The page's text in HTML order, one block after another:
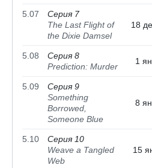
5.07
Серия 7
The Last Flight of
the Dixie Damsel
18
5.08
Серия 8
Prediction: Murder
1
5.09
Серия 9
Something
Borrowed,
Someone Blue
8
5.10
Серия 10
Weave a Tangled
Web
15